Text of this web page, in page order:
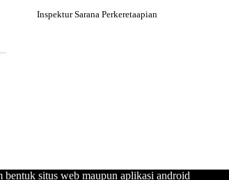
Inspektur Sarana Perkeretaapian
bentuk situs web maupun aplikasi android